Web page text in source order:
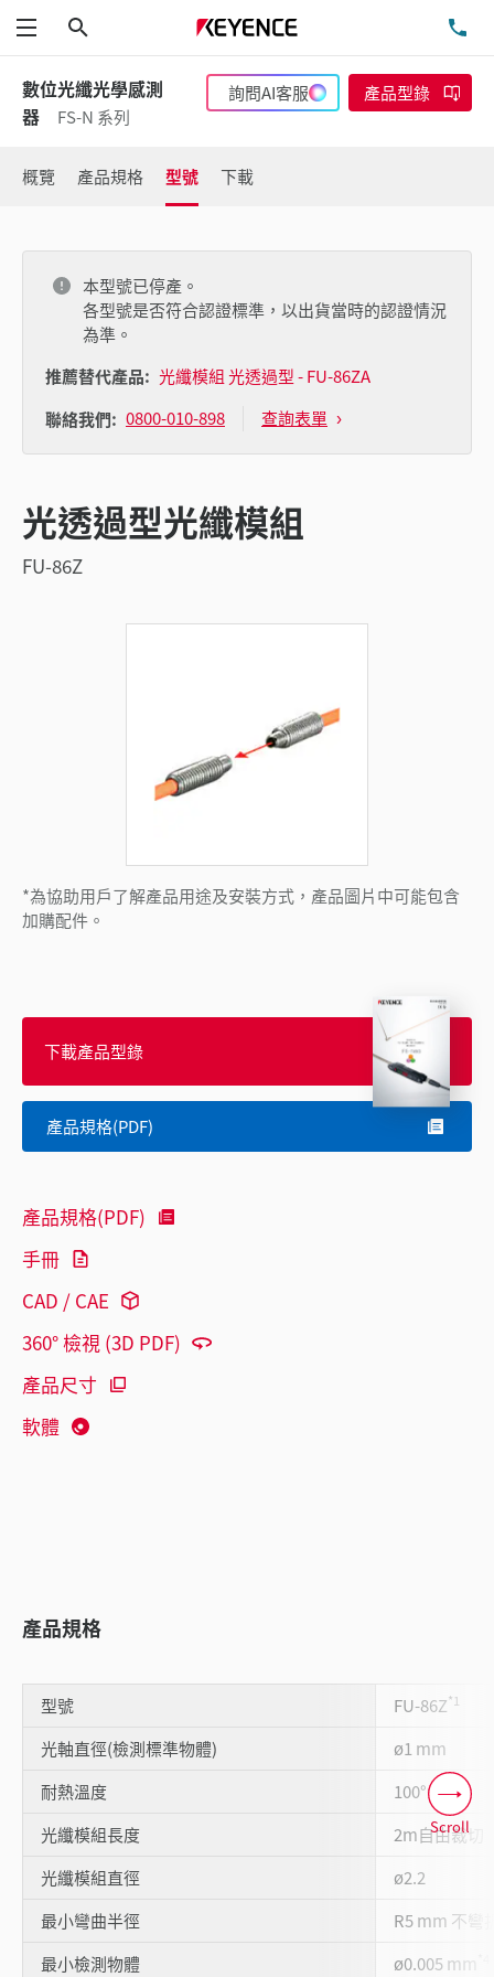
功能表
數位光纖光學感測
器
FS-N 系列
詢問AI客服 產品型錄
概覽 產品規格 型號 下載
本型號已停產。
各型號是否符合認證標準，以出貨當時的認證情況
為準。
推薦替代產品: 光纖模組 光透過型 - FU-86ZA
聯絡我們: 0800-010-898 查詢表單
光透過型光纖模組
FU-86Z
*為協助用戶了解產品用途及安裝方式，產品圖片中可能包含
加購配件。
下載產品型錄
產品規格(PDF)
產品規格(PDF)
手冊
CAD / CAE
360° 檢視 (3D PDF)
產品尺寸
軟體
產品規格
型號 FU-86Z*1
光軸直徑(檢測標準物體)
ø1 mm
耐熱溫度
100°C *3
光纖模組長度
2m自由裁切
光纖模組直徑
ø2.2
最小彎曲半徑
R5 mm 不彎
最小檢測物體
ø0.005 mm
Scroll